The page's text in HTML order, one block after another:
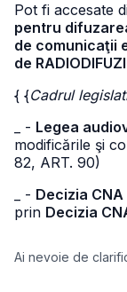
Pot fi accesate
pentru
de comunicaţii
de
{ {Cadrul
_ - Legea
modificările şi
82, ART. 90)
_ - Decizia
prin Decizia
Ai nevoie de